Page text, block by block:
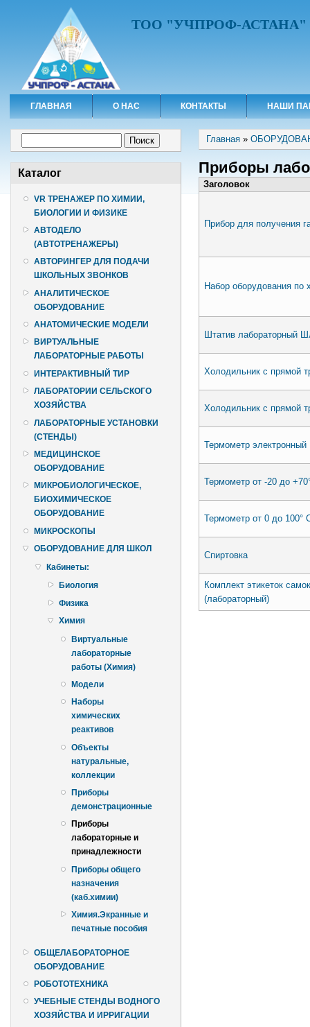
ТОО "УЧПРОФ-АСТАНА"
ГЛАВНАЯ О НАС КОНТАКТЫ НАШИ
Каталог
VR ТРЕНАЖЕР ПО ХИМИИ,
БИОЛОГИИ И ФИЗИКЕ
АВТОДЕЛО
(АВТОТРЕНАЖЕРЫ)
АВТОРИНГЕР ДЛЯ ПОДАЧИ
ШКОЛЬНЫХ ЗВОНКОВ
АНАЛИТИЧЕСКОЕ
ОБОРУДОВАНИЕ
АНАТОМИЧЕСКИЕ МОДЕЛИ
ВИРТУАЛЬНЫЕ
ЛАБОРАТОРНЫЕ РАБОТЫ
ИНТЕРАКТИВНЫЙ ТИР
ЛАБОРАТОРИИ СЕЛЬСКОГО
ХОЗЯЙСТВА
ЛАБОРАТОРНЫЕ УСТАНОВКИ
(СТЕНДЫ)
МЕДИЦИНСКОЕ
ОБОРУДОВАНИЕ
МИКРОБИОЛОГИЧЕСКОЕ,
БИОХИМИЧЕСКОЕ
ОБОРУДОВАНИЕ
МИКРОСКОПЫ
ОБОРУДОВАНИЕ ДЛЯ ШКОЛ
Кабинеты:
Биология
Физика
Химия
Виртуальные
лабораторные
работы (Химия)
Модели
Наборы
химических
реактивов
Объекты
натуральные,
коллекции
Приборы
демонстрационные
Приборы
лабораторные и
принадлежности
Приборы общего
назначения
(каб.химии)
Химия.Экранные и
печатные пособия
ОБЩЕЛАБОРАТОРНОЕ
ОБОРУДОВАНИЕ
РОБОТОТЕХНИКА
УЧЕБНЫЕ СТЕНДЫ ВОДНОГО
ХОЗЯЙСТВА И ИРРИГАЦИИ
Вы здесь
Главная »
Приборы
Заголовок
Прибор для получения
Набор оборудования по
Штатив лабораторный
Холодильник с прямой
Холодильник с прямой
Термометр электронный
Термометр от -20 до
Термометр от 0 до 100°
Спиртовка
Комплект этикеток
(лабораторный)